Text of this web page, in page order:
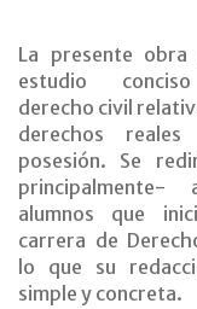
La presente obra
estudio
derecho civil
derechos
posesión. Se
principalmente-
alumnos que
carrera de
lo que su
simple y concreta.